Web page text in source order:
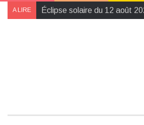
A LIRE Éclipse solaire du 12 août